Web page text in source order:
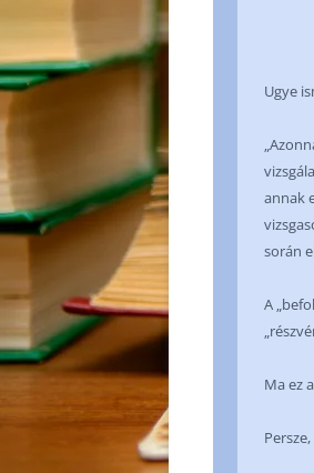
Ugye
annak
során
A
Ma ez